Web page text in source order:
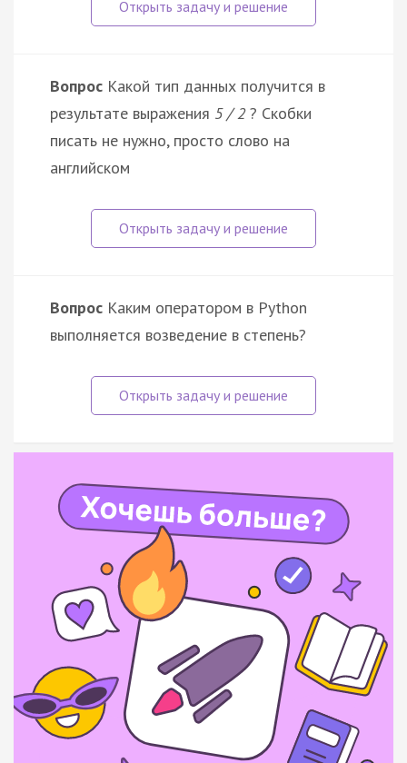
Вопрос Какой тип данных получится в
результате выражения 5 / 2? Скобки
писать не нужно, просто слово на
английском
Вопрос Каким оператором в Python
выполняется возведение в степень?